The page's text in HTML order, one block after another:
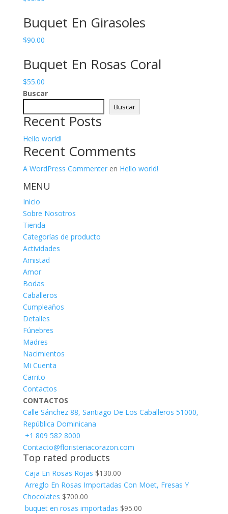
Buquet En Girasoles
$90.00
Buquet En Rosas Coral
$55.00
Buscar
Buscar
Recent Posts
Hello world!
Recent Comments
A WordPress Commenteren Hello world!
MENU
Inicio
Sobre Nosotros
Tienda
Categorías de producto
Actividades
Amistad
Amor
Bodas
Caballeros
Cumpleaños
Detalles
Fúnebres
Madres
Nacimientos
Mi Cuenta
Carrito
Contactos
CONTACTOS
Calle Sánchez 88, Santiago De Los Caballeros 51000,
República Dominicana
+1 809 582 8000
Contacto@floristeriacorazon.com
Top rated products
Caja En Rosas Rojas $130.00
Arreglo En Rosas Importadas Con Moet, Fresas Y
Chocolates $700.00
buquet en rosas importadas $95.00